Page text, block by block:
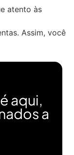
atento às
Assim, você
aqui,
a